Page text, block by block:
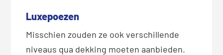
Luxepoezen
Misschien zouden ze ook verschillende
niveaus qua dekking moeten aanbieden.